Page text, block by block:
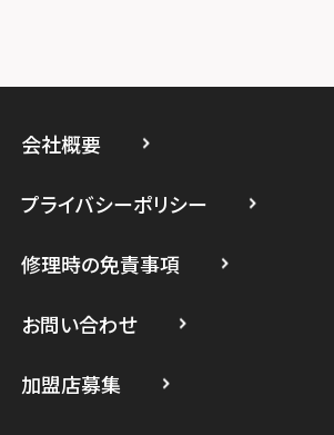
スマホスピタル たまプラーザ駅前
スマホスピタル 登戸・向ヶ丘遊園
スマホスピタル 武蔵小杉
会社概要
プライバシーポリシー
修理時の免責事項
お問い合わせ
加盟店募集